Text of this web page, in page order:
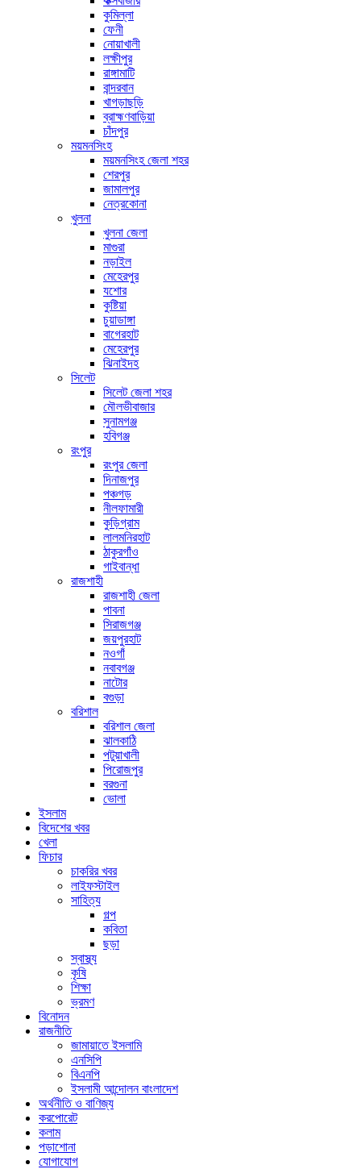
কুমিল্লা
ফেনী
নোয়াখালী
লক্ষীপুর
রাঙ্গামাটি
বান্দরবান
খাগড়াছড়ি
ব্রাহ্মণবাড়িয়া
চাঁদপুর
ময়মনসিংহ
ময়মনসিংহ জেলা শহর
শেরপুর
জামালপুর
নেত্রকোনা
খুলনা
খুলনা জেলা
মাগুরা
নড়াইল
মেহেরপুর
যশোর
কুষ্টিয়া
চুয়াডাঙ্গা
বাগেরহাট
মেহেরপুর
ঝিনাইদহ
সিলেট
সিলেট জেলা শহর
মৌলভীবাজার
সুনামগঞ্জ
হবিগঞ্জ
রংপুর
রংপুর জেলা
দিনাজপুর
পঞ্চগড়
নীলফামারী
কুড়িগ্রাম
লালমনিরহাট
ঠাকুরগাঁও
গাইবান্ধা
রাজশাহী
রাজশাহী জেলা
পাবনা
সিরাজগঞ্জ
জয়পুরহাট
নওগাঁ
নবাবগঞ্জ
নাটোর
বগুড়া
বরিশাল
বরিশাল জেলা
ঝালকাঠি
পটুয়াখালী
পিরোজপুর
বরগুনা
ভোলা
ইসলাম
বিদেশের খবর
খেলা
ফিচার
চাকরির খবর
লাইফস্টাইল
সাহিত্য
গল্প
কবিতা
ছড়া
স্বাস্থ্য
কৃষি
শিক্ষা
ভ্রমণ
বিনোদন
রাজনীতি
জামায়াতে ইসলামি
এনসিপি
বিএনপি
ইসলামী আন্দোলন বাংলাদেশ
অর্থনীতি ও বাণিজ্য
করপোরেট
কলাম
পড়াশোনা
যোগাযোগ